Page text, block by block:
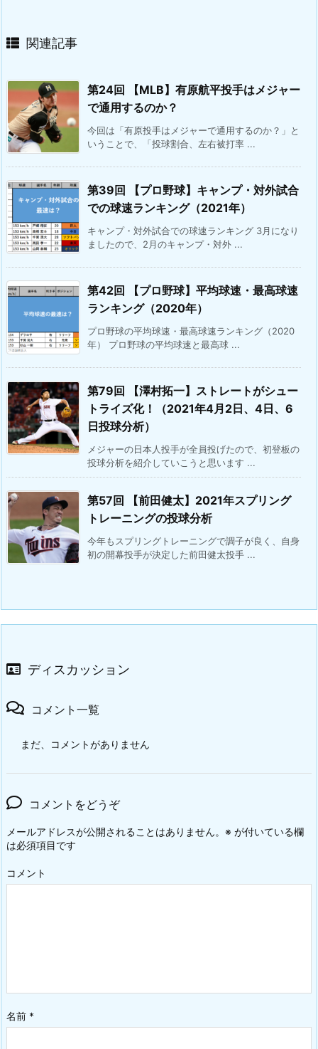
関連記事
第24回 【MLB】有原航平投手はメジャー
で通用するのか？
今回は「有原投手はメジャーで通用するのか？」と
いうことで、「投球割合、左右被打率 ...
第39回 【プロ野球】キャンプ・対外試合
での球速ランキング（2021年）
キャンプ・対外試合での球速ランキング 3月になり
ましたので、2月のキャンプ・対外 ...
第42回 【プロ野球】平均球速・最高球速
ランキング（2020年）
プロ野球の平均球速・最高球速ランキング（2020
年） プロ野球の平均球速と最高球 ...
第79回 【澤村拓一】ストレートがシュー
トライズ化！（2021年4月2日、4日、6
日投球分析）
メジャーの日本人投手が全員投げたので、初登板の
投球分析を紹介していこうと思います ...
第57回 【前田健太】2021年スプリング
トレーニングの投球分析
今年もスプリングトレーニングで調子が良く、自身
初の開幕投手が決定した前田健太投手 ...
ディスカッション
コメント一覧
まだ、コメントがありません
コメントをどうぞ
メールアドレスが公開されることはありません。 ※ が付いている欄
は必須項目です
コメント
名前 *